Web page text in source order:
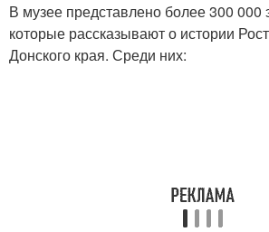
В музее представлено более 300 000
которые рассказывают о истории
Донского края. Среди них: